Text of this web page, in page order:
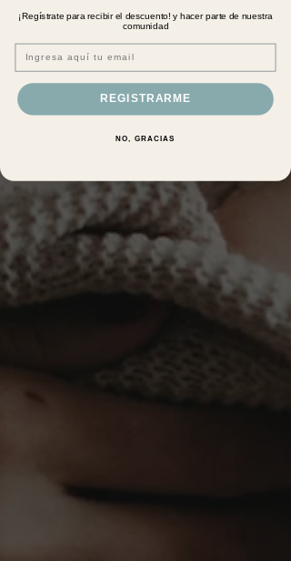
¡Regístrate para recibir el descuento! y hacer parte de nuestra
comunidad
Email
REGISTRARME
NO, GRACIAS